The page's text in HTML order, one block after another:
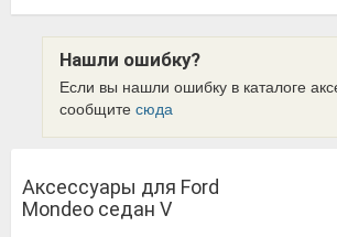
Нашли ошибку?
Если вы нашли ошибку в каталоге
сообщите сюда
Аксессуары для Ford
Mondeo седан V